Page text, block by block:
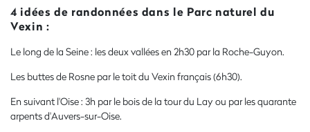
4 idées de randonnées dans le Parc naturel du
Vexin :
Le long de la Seine : les deux vallées en 2h30 par la Roche-Guyon.
Les buttes de Rosne par le toit du Vexin français (6h30).
En suivant l'Oise : 3h par le bois de la tour du Lay ou par les quarante
arpents d'Auvers-sur-Oise.